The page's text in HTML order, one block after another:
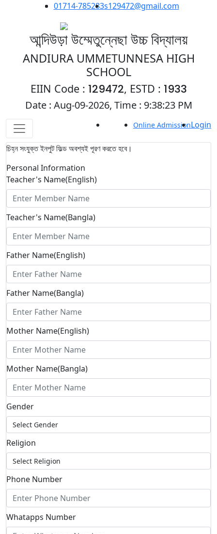
01714-785283s129472@gmail.com
আন্দিউড়া উম্মেতুন্নেছা উচ্চ বিদ্যালয়
ANDIURA UMMETUNNESA HIGH
SCHOOL
EIIN Code : 129472, ESTD : 1933
Date : Aug-09-2026, Time : 9:38:23 PM
Payment Online AdmissionLogin
চিহ্ন সংযুক্ত ইনপুট ফিল্ড অবশ্যই পূরণ করতে হবে।
Personal Information
Teacher's Name(English)
Teacher's Name(Bangla)
Father Name(English)
Father Name(Bangla)
Mother Name(English)
Mother Name(Bangla)
Gender
Religion
Phone Number
Whatapps Number